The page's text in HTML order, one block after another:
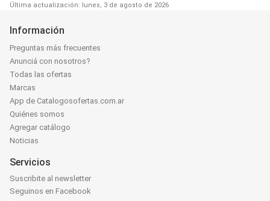
Última actualización: lunes, 3 de agosto de 2026
Información
Preguntas más frecuentes
Anunciá con nosotros?
Todas las ofertas
Marcas
App de Catalogosofertas.com.ar
Quiénes somos
Agregar catálogo
Noticias
Servicios
Suscribite al newsletter
Seguinos en Facebook